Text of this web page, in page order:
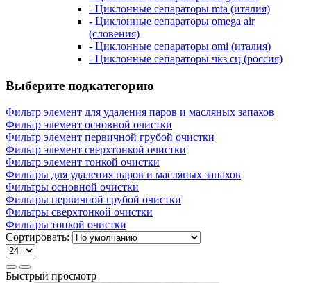
- Циклонные сепараторы mta (италия)
- Циклонные сепараторы omega air
(словения)
- Циклонные сепараторы omi (италия)
- Циклонные сепараторы чкз сц (россия)
Выберите подкатегорию
Фильтр элемент для удаления паров и масляных запахов
Фильтр элемент основной очистки
Фильтр элемент первичной грубой очистки
Фильтр элемент сверхтонкой очистки
Фильтр элемент тонкой очистки
Фильтры для удаления паров и масляных запахов
Фильтры основной очистки
Фильтры первичной грубой очистки
Фильтры сверхтонкой очистки
Фильтры тонкой очистки
Сортировать:
Быстрый просмотр